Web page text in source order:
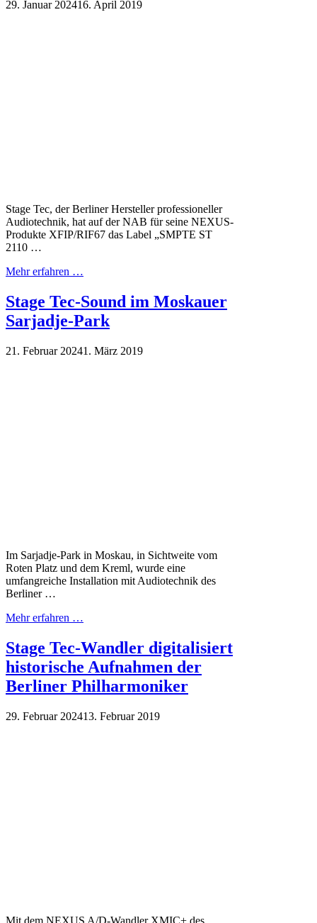
29. Januar 202416. April 2019
Stage Tec, der Berliner Hersteller professioneller
Audiotechnik, hat auf der NAB für seine NEXUS-
Produkte XFIP/RIF67 das Label „SMPTE ST
2110 …
Mehr erfahren …
Stage Tec-Sound im Moskauer
Sarjadje-Park
21. Februar 20241. März 2019
Im Sarjadje-Park in Moskau, in Sichtweite vom
Roten Platz und dem Kreml, wurde eine
umfangreiche Installation mit Audiotechnik des
Berliner …
Mehr erfahren …
Stage Tec-Wandler digitalisiert
historische Aufnahmen der
Berliner Philharmoniker
29. Februar 202413. Februar 2019
Mit dem NEXUS A/D-Wandler XMIC+ des